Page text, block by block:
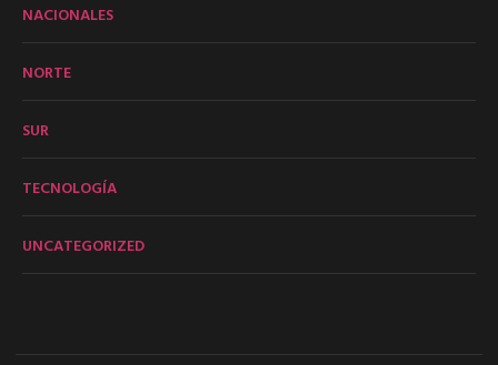
NACIONALES
NORTE
SUR
TECNOLOGÍA
UNCATEGORIZED